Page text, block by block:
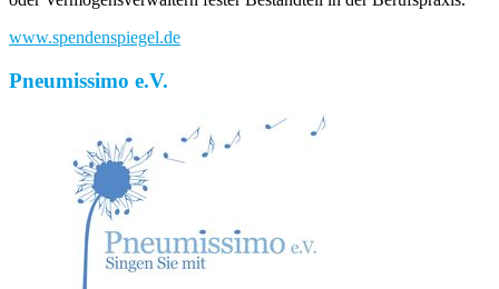
www.spendenspiegel.de
Pneumissimo e.V.